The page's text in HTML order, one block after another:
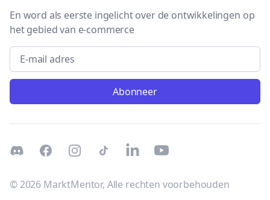
En word als eerste ingelicht over de ontwikkelingen op
het gebied van e-commerce
Email address
Abonneer
DiscordFacebookInstagramTikTok LinkedInYoutube
© 2026 MarktMentor, Alle rechten voorbehouden